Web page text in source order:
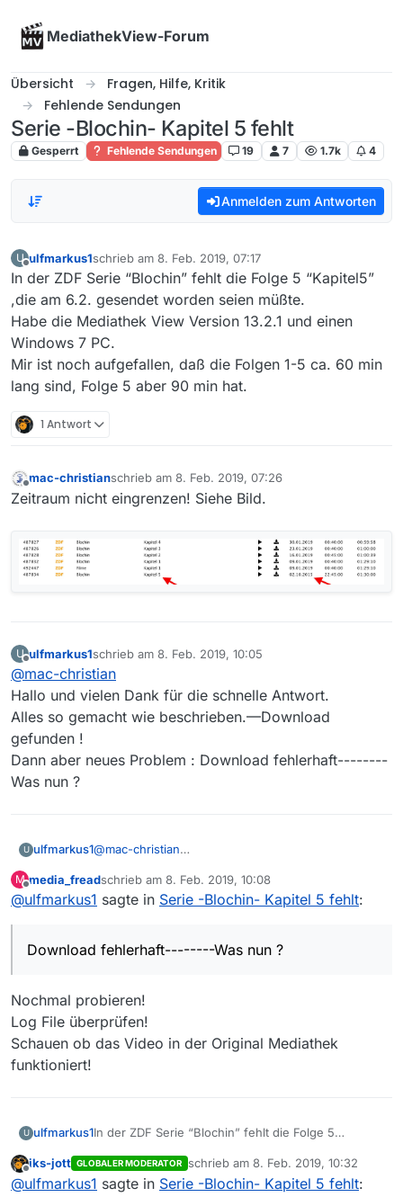
MediathekView-Forum
Übersicht
Fragen, Hilfe, Kritik
Fehlende Sendungen
Serie -Blochin- Kapitel 5 fehlt
Gesperrt Fehlende Sendungen 19 7 1.7k 4
Anmelden zum Antworten
U
Offline
ulfmarkus1schrieb am 8. Feb. 2019, 07:17
zuletzt editiert von
In der ZDF Serie “Blochin” fehlt die Folge 5 “Kapitel5”
,die am 6.2. gesendet worden seien müßte.
Habe die Mediathek View Version 13.2.1 und einen
Windows 7 PC.
Mir ist noch aufgefallen, daß die Folgen 1-5 ca. 60 min
lang sind, Folge 5 aber 90 min hat.
1 Antwort
Offline
mac-christianschrieb am 8. Feb. 2019, 07:26
zuletzt editiert von
Zeitraum nicht eingrenzen! Siehe Bild.
U ulfmarkus1schrieb am 8. Feb. 2019, 10:05
zuletzt editiert von
@mac-christian
Hallo und vielen Dank für die schnelle Antwort.
Alles so gemacht wie beschrieben.—Download
gefunden !
Dann aber neues Problem : Download fehlerhaft--------
Was nun ?
U ulfmarkus1@mac-christian
Alles so gemacht wie beschrieben.—Download
gefunden !
M
Offline
media_freadschrieb am 8. Feb. 2019, 10:08
zuletzt editiert von
@ulfmarkus1 sagte in Serie -Blochin- Kapitel 5 fehlt:
Download fehlerhaft--------Was nun ?
Nochmal probieren!
Log File überprüfen!
Schauen ob das Video in der Original Mediathek
funktioniert!
U ulfmarkus1In der ZDF Serie “Blochin” fehlt die Folge 5
müßte.
Habe die Mediathek View Version 13.2.1 und einen
Offline
iks-jott GLOBALER MODERATOR schrieb am 8. Feb. 2019, 10:32
zuletzt editiert von
@ulfmarkus1 sagte in Serie -Blochin- Kapitel 5 fehlt: